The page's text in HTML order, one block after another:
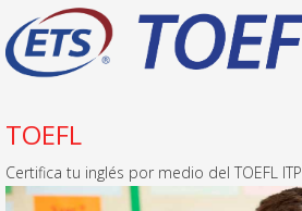
TOEFL
Certifica tu inglés por medio del TOEFL ITP